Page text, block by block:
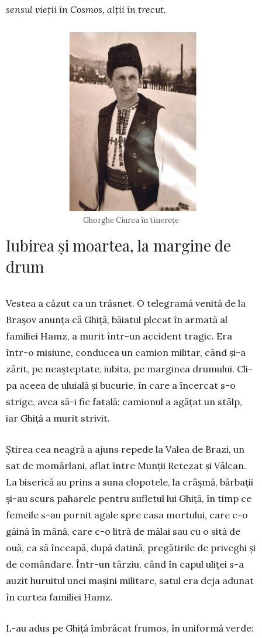
sensul vieții în Cosmos, alții în trecut.
Ghorghe Ciurea în tinerețe
Iubirea și moartea, la margine de
drum
Vestea a căzut ca un trăsnet. O telegramă venită de la
Brașov anunța că Ghiță, băiatul plecat în ar­mată al
familiei Hamz, a murit într-un acci­dent tra­gic. Era
într-o misiune, con­ducea un camion mili­tar, când și-a
zărit, pe ne­aș­teptate, iubita, pe margi­nea drumului. Cli­
pa aceea de uluială și bucurie, în care a încercat s-o
strige, avea să-i fie fatală: ca­mio­nul a agățat un stâlp,
iar Ghiță a murit strivit.
Știrea cea neagră a ajuns repede la Valea de Brazi, un
sat de momârlani, aflat între Mun­ții Retezat și Vâlcan.
La biserică au prins a suna clopotele, la crâșmă, bărba­ții
și-au scurs paharele pen­tru sufletul lui Ghiță, în timp ce
femeile s-au pornit agale spre casa mortului, care c-o
găină în mână, care c-o litră de mălai sau cu o sită de
ouă, ca să în­ceapă, după datină, pregă­tirile de priveghi și
de co­mândare. Într-un târziu, când în capul uliței s-a
auzit huruitul unei mașini militare, satul era deja adunat
în curtea familiei Hamz.
L-au adus pe Ghiță îmbrăcat frumos, în uni­formă verde: